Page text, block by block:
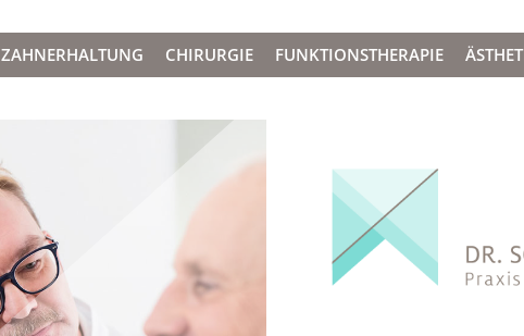
ZAHNERHALTUNG CHIRURGIE FUNKTIONSTHERAPIE